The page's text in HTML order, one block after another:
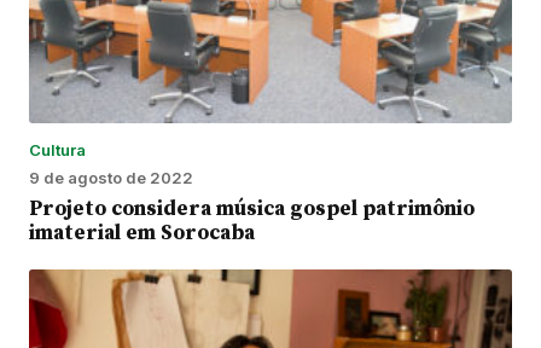
Cultura
9 de agosto de 2022
Projeto considera música gospel patrimônio
imaterial em Sorocaba